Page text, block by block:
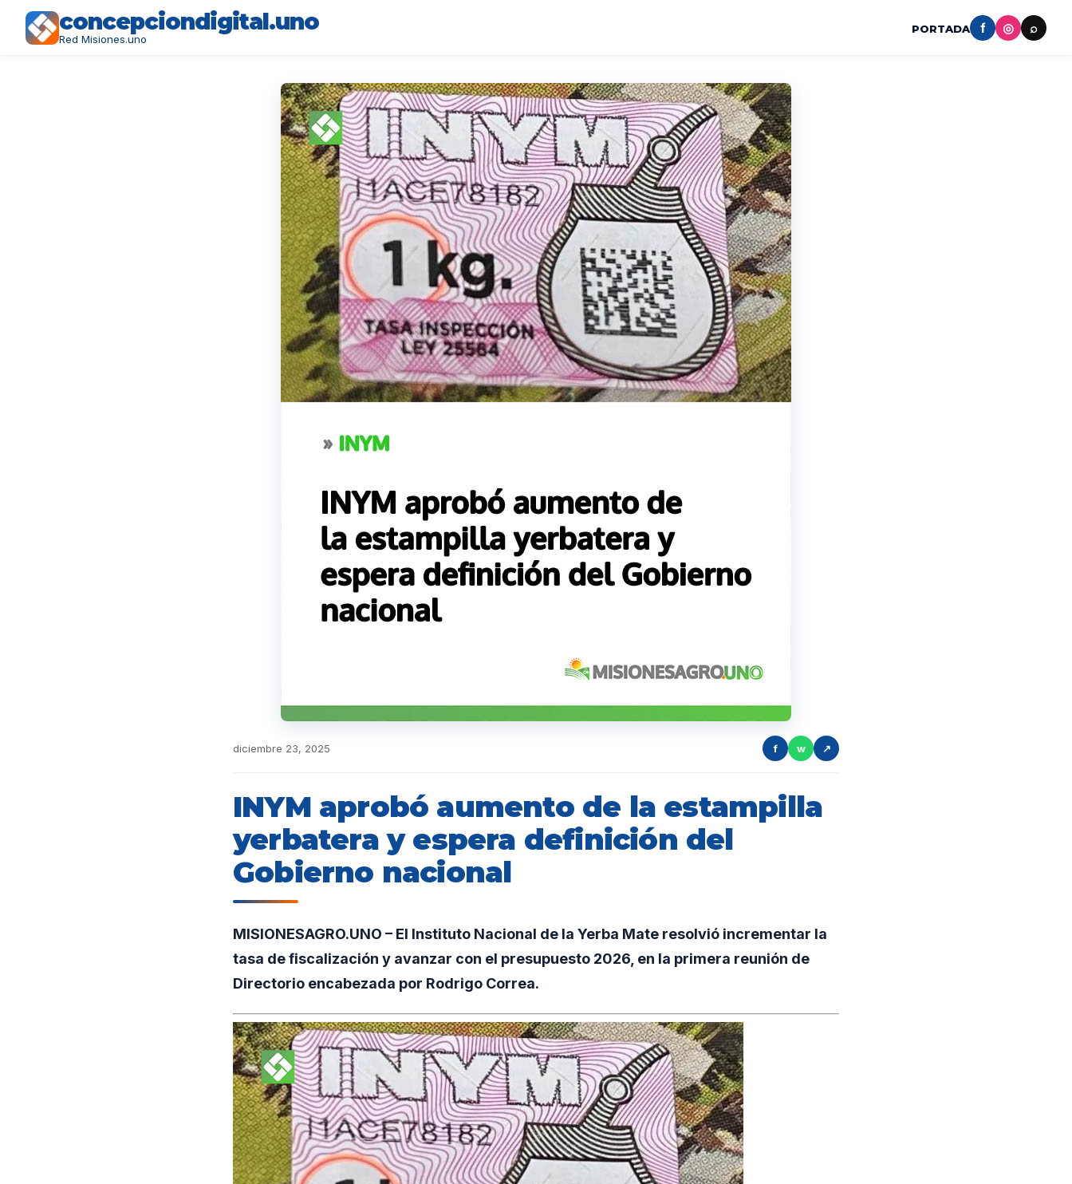
concepciondigital.uno
Red Misiones.uno
PORTADA f ◎ ⌕
diciembre 23, 2025 f w ↗
INYM aprobó aumento de la estampilla
yerbatera y espera definición del
Gobierno nacional
MISIONESAGRO.UNO – El Instituto Nacional de la Yerba Mate resolvió incrementar la
tasa de fiscalización y avanzar con el presupuesto 2026, en la primera reunión de
Directorio encabezada por Rodrigo Correa.